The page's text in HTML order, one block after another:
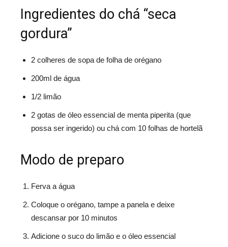
Ingredientes do chá “seca
gordura”
2 colheres de sopa de folha de orégano
200ml de água
1/2 limão
2 gotas de óleo essencial de menta piperita (que
possa ser ingerido) ou chá com 10 folhas de hortelã
Modo de preparo
Ferva a água
Coloque o orégano, tampe a panela e deixe
descansar por 10 minutos
Adicione o suco do limão e o óleo essencial